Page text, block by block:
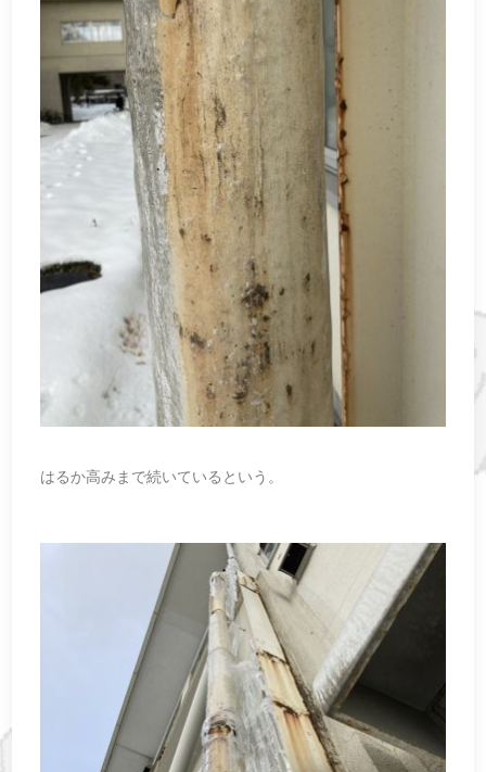
はるか高みまで続いているという。